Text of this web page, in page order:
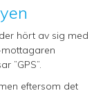
hört av sig med
”GPS”.
eftersom det